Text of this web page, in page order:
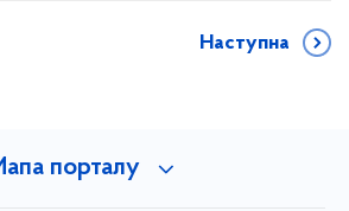
Наступна
порталу